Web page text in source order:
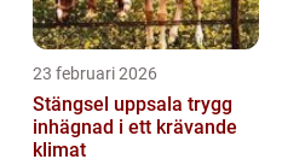
23 februari 2026
Stängsel uppsala trygg
inhägnad i ett krävande
klimat